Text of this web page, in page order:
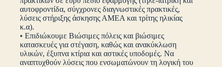
αυτοφροντίδα, σύγχρονες διαγνωστικές πρακτικές,
λύσεις στήριξης άσκησης ΑΜΕΑ και τρίτης ηλικίας
κ.α).
• Επιδιώκουμε Βιώσιμες πόλεις και βιώσιμες
κατασκευές για στέγαση, καθώς και ανακύκλωση
υλικών, έξυπνα κτίρια και αστικές υποδομές. Να
αναπτυχθούν λύσεις που ενσωματώνουν τη λογική του